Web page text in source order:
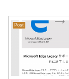
Post